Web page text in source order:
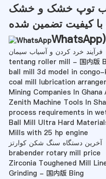
توپ خشک و خشک
WhatsApp)
فرآیند خرد کردن و آسیاب سیمان
tentang roller mill - 国内版
ball mill 3d model in congo-
coal mill lubrication
Mining Companies In
Zenith Machine Tools In
process requirements in
Ball Mill Ultra Hard
Mills with 25 hp engine
آخرین دستگاه سنگ شکن کوارتز
brabender rotary mill price
Zirconia Toughened Mill
Grinding - 国内版 Bing